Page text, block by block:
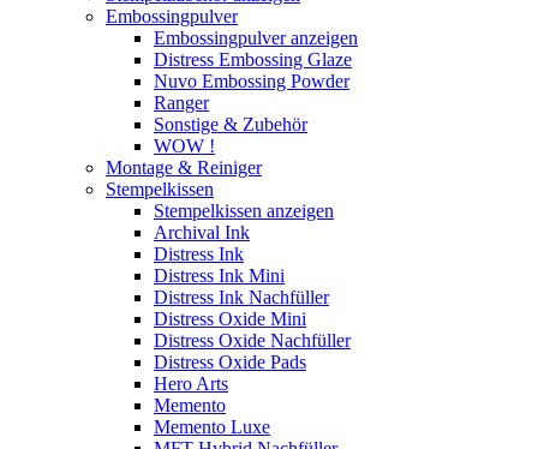
Embossingpulver
Embossingpulver anzeigen
Distress Embossing Glaze
Nuvo Embossing Powder
Ranger
Sonstige & Zubehör
WOW !
Montage & Reiniger
Stempelkissen
Stempelkissen anzeigen
Archival Ink
Distress Ink
Distress Ink Mini
Distress Ink Nachfüller
Distress Oxide Mini
Distress Oxide Nachfüller
Distress Oxide Pads
Hero Arts
Memento
Memento Luxe